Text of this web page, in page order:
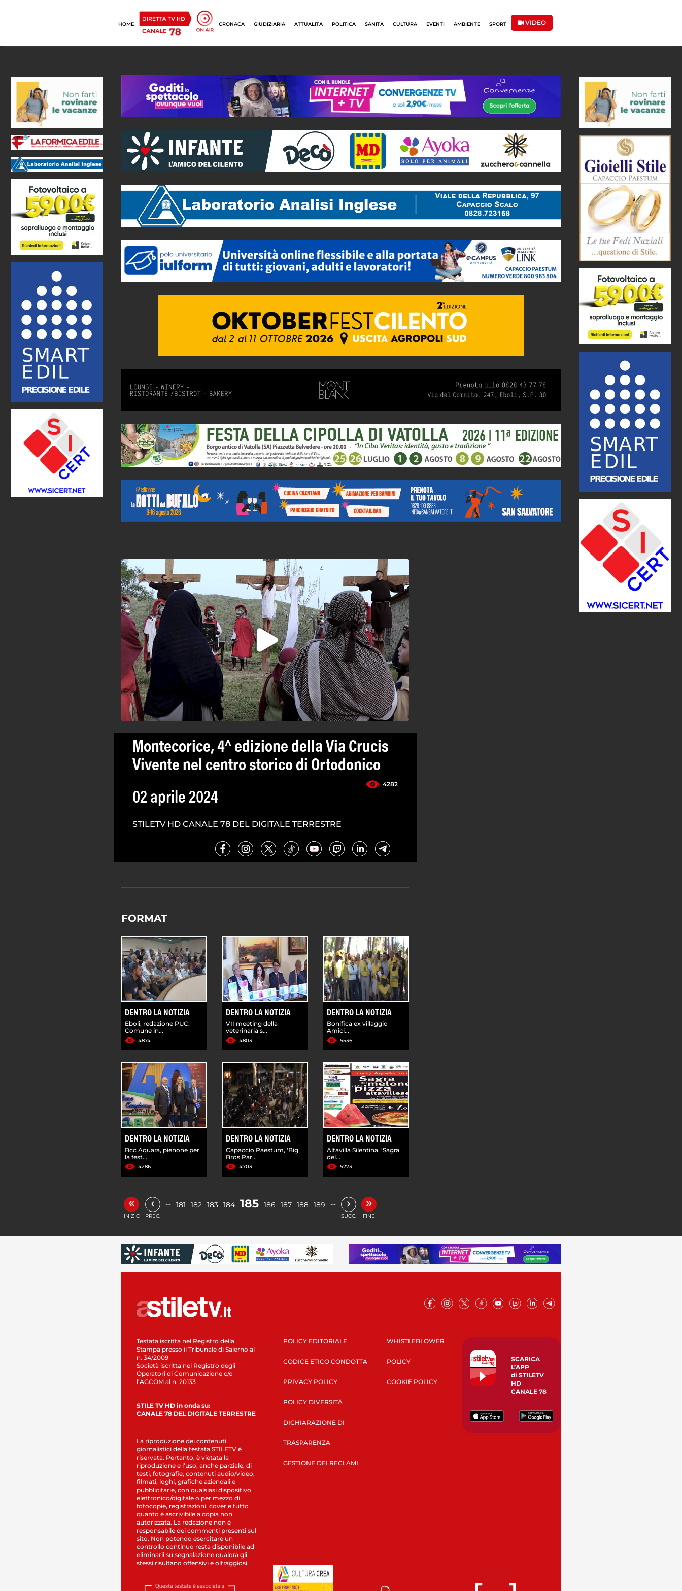
HOME CRONACA GIUDIZIARIA ATTUALITÀ POLITICA SANITÀ CULTURA EVENTI AMBIENTE SPORT VIDEO
Montecorice, 4^ edizione della Via Crucis
Vivente nel centro storico di Ortodonico
4282
02 aprile 2024
STILETV HD CANALE 78 DEL DIGITALE TERRESTRE
FORMAT
DENTRO LA NOTIZIA
Eboli, redazione PUC:
Comune in...
4874
DENTRO LA NOTIZIA
VII meeting della
veterinaria s...
4803
DENTRO LA NOTIZIA
Bonifica ex villaggio
Amici...
5536
DENTRO LA NOTIZIA
Bcc Aquara, pienone per
la fest...
4286
DENTRO LA NOTIZIA
Capaccio Paestum, 'Big
Bros Par...
4703
DENTRO LA NOTIZIA
Altavilla Silentina, 'Sagra
del...
5273
«
INIZIO
‹
PREC.
… 181 182 183 184 185 186 187 188 189 … ›
SUCC.
»
FINE
Testata iscritta nel Registro della
Stampa presso il Tribunale di Salerno al
n. 34/2009
Società iscritta nel Registro degli
Operatori di Comunicazione c/o
l’AGCOM al n. 20133
STILE TV HD in onda su:
CANALE 78 DEL DIGITALE TERRESTRE
La riproduzione dei contenuti
giornalistici della testata STILETV è
riservata. Pertanto, è vietata la
riproduzione e l’uso, anche parziale, di
testi, fotografie, contenuti audio/video,
filmati, loghi, grafiche aziendali e
pubblicitarie, con qualsiasi dispositivo
elettronico/digitale o per mezzo di
fotocopie, registrazioni, cover e tutto
quanto è ascrivibile a copia non
autorizzata. La redazione non è
responsabile dei commenti presenti sul
sito. Non potendo esercitare un
controllo continuo resta disponibile ad
eliminarli su segnalazione qualora gli
stessi risultano offensivi e oltraggiosi.
POLICY EDITORIALE
CODICE ETICO CONDOTTA
PRIVACY POLICY
POLICY DIVERSITÀ
DICHIARAZIONE DI
TRASPARENZA
GESTIONE DEI RECLAMI
WHISTLEBLOWER
POLICY
COOKIE POLICY
SCARICA
L’APP
di STILETV
HD
CANALE 78